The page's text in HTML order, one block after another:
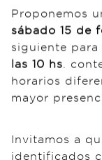
sábado 15 de
siguiente
las 10 hs
.
horarios
mayor
identificados
por un